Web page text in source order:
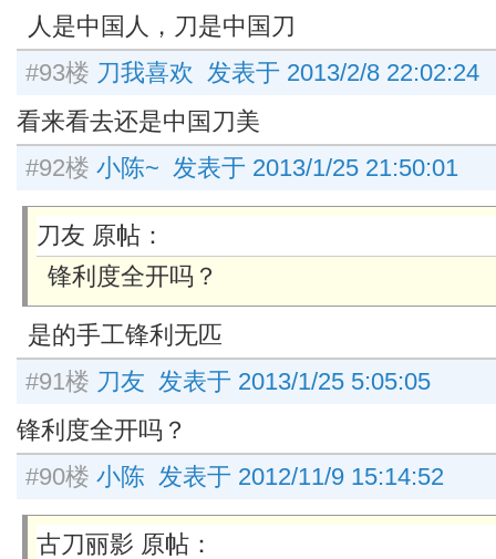
人是中国人，刀是中国刀
#93楼 刀我喜欢 发表于 2013/2/8 22:02:24
看来看去还是中国刀美
#92楼 小陈~ 发表于 2013/1/25 21:50:01
刀友 原帖：
锋利度全开吗？
是的手工锋利无匹
#91楼 刀友 发表于 2013/1/25 5:05:05
锋利度全开吗？
#90楼 小陈 发表于 2012/11/9 15:14:52
古刀丽影 原帖：